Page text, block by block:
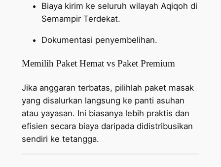
Biaya kirim ke seluruh wilayah Aqiqoh di
Semampir Terdekat.
Dokumentasi penyembelihan.
Memilih Paket Hemat vs Paket Premium
Jika anggaran terbatas, pilihlah paket masak
yang disalurkan langsung ke panti asuhan
atau yayasan. Ini biasanya lebih praktis dan
efisien secara biaya daripada didistribusikan
sendiri ke tetangga.